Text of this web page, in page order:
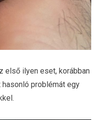
első ilyen eset, korábban
problémát egy